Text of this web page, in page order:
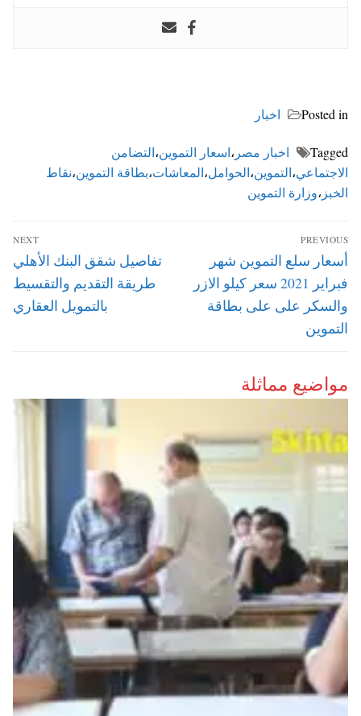
Posted in اخبار
Tagged اخبار مصر ،اسعار التموين،التضامن
الاجتماعي،التموين،الحوامل،المعاشات،بطاقة التموين،نقاط
الخبز ،وزارة التموين
تصفّح
المقالات
PREVIOUS
Previous
post:
أسعار سلع التموين شهر
فبراير 2021 سعر كيلو الازر
والسكر على على بطاقة
التموين
NEXT
Next
post:
تفاصيل شقق البنك الأهلي
طريقة التقديم والتقسيط
بالتمويل العقاري
مواضيع مماثلة